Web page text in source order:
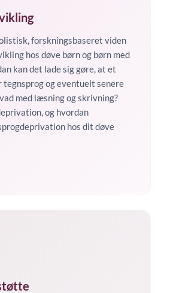
forskningsbaseret viden
hos døve børn og børn med
kan det lade sig gøre, at et
og eventuelt senere
med læsning og skrivning?
og hvordan
hos dit døve